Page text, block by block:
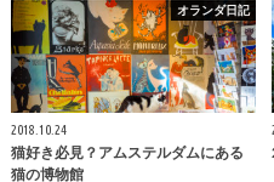
オランダ日記
2018.10.24
猫好き必見？アムステルダムにある
猫の博物館